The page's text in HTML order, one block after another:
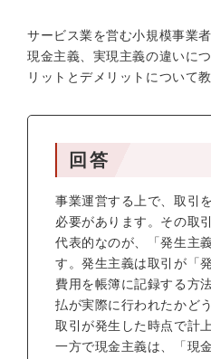
サービス業を営む小規模事業
現金主義、実現主義の違いに
リットとデメリットについて
回答
事業運営する上で、取引
必要があります。その取
代表的なのが、「発生主
す。発生主義は取引が「
費用を帳簿に記録する方
払が実際に行われたかど
取引が発生した時点で計
一方で現金主義は、「現